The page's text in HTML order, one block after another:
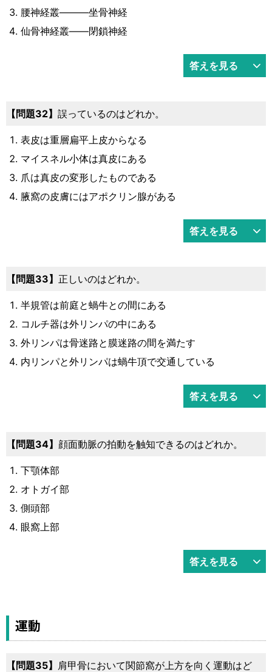
腰神経叢―――坐骨神経
仙骨神経叢――閉鎖神経
答えを見る
32 誤っているのはどれか。
表皮は重層扁平上皮からなる
マイスネル小体は真皮にある
爪は真皮の変形したものである
腋窩の皮膚にはアポクリン腺がある
答えを見る
33 正しいのはどれか。
半規管は前庭と蝸牛との間にある
コルチ器は外リンパの中にある
外リンパは骨迷路と膜迷路の間を満たす
内リンパと外リンパは蝸牛頂で交通している
答えを見る
34 顔面動脈の拍動を触知できるのはどれか。
下顎体部
オトガイ部
側頭部
眼窩上部
答えを見る
運動
35
肩甲骨において関節窩が上方を向く運動はど